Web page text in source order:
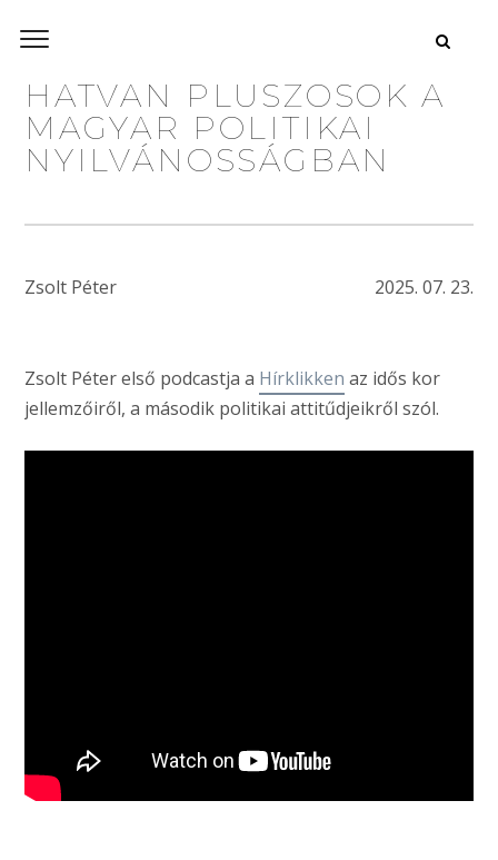
HATVAN PLUSZOSOK A
MAGYAR POLITIKAI
NYILVÁNOSSÁGBAN
Zsolt Péter 2025. 07. 23.
Zsolt Péter első podcastja a Hírklikken az idős kor
jellemzőiről, a második politikai attitűdjeikről szól.